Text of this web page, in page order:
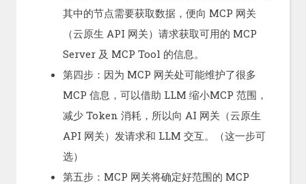
其中的节点需要获取数据，便向 MCP 网关
（云原生 API 网关）请求获取可用的 MCP
Server 及 MCP Tool 的信息。
第四步：因为 MCP 网关处可能维护了很多
MCP 信息，可以借助 LLM 缩小MCP 范围，
减少 Token 消耗，所以向 AI 网关（云原生
API 网关）发请求和 LLM 交互。（这一步可
选）
第五步：MCP 网关将确定好范围的 MCP